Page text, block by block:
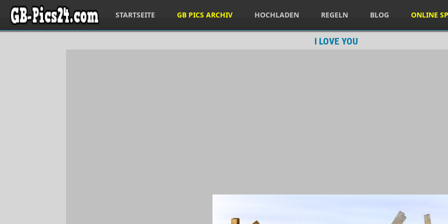
STARTSEITE GB PICS ARCHIV HOCHLADEN REGELN BLOG ONLINE
I LOVE YOU